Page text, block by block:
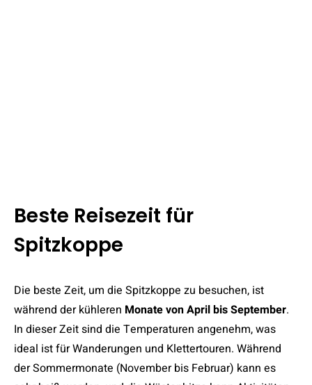
Beste Reisezeit für
Spitzkoppe
Die beste Zeit, um die Spitzkoppe zu besuchen, ist
während der kühleren Monate von April bis September.
In dieser Zeit sind die Temperaturen angenehm, was
ideal ist für Wanderungen und Klettertouren. Während
der Sommermonate (November bis Februar) kann es